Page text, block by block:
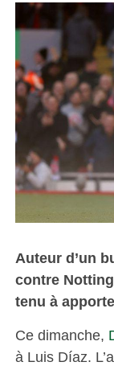
Auteur d’un
contre
tenu à
Ce dimanche,
à Luis Díaz.